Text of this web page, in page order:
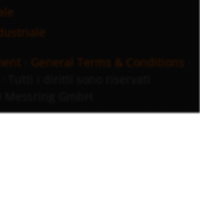
General Terms & Conditions